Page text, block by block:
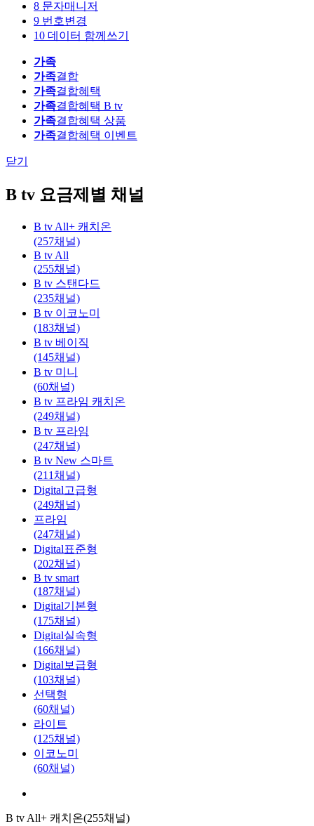
8 문자매니저
9 번호변경
10 데이터 함께쓰기
가족
가족결합
가족결합혜택
가족결합혜택 B tv
가족결합혜택 상품
가족결합혜택 이벤트
닫기
B tv 요금제별 채널
B tv All+ 캐치온
(257채널)
B tv All
(255채널)
B tv 스탠다드
(235채널)
B tv 이코노미
(183채널)
B tv 베이직
(145채널)
B tv 미니
(60채널)
B tv 프라임 캐치온
(249채널)
B tv 프라임
(247채널)
B tv New 스마트
(211채널)
Digital고급형
(249채널)
프라임
(247채널)
Digital표준형
(202채널)
B tv smart
(187채널)
Digital기본형
(175채널)
Digital실속형
(166채널)
Digital보급형
(103채널)
선택형
(60채널)
라이트
(125채널)
이코노미
(60채널)
B tv All+ 캐치온(255채널)